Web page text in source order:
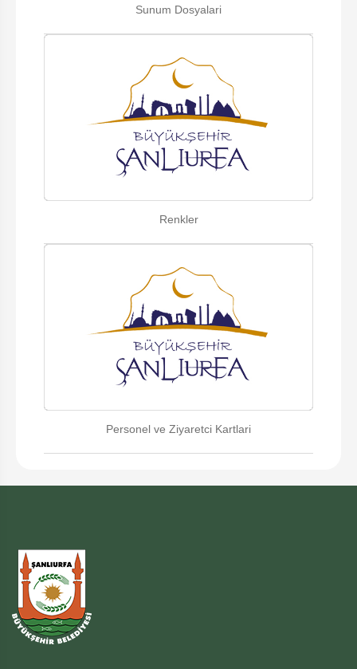
Sunum Dosyalari
Renkler
Personel ve Ziyaretci Kartlari